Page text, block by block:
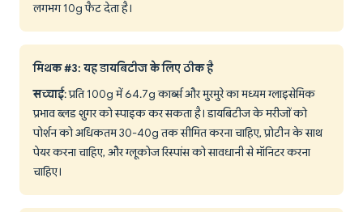
लगभग 10g फैट देता है।
मिथक #3: यह डायबिटीज के लिए ठीक है
सच्चाई: प्रति 100g में 64.7g कार्ब्स और मुरमुरे का मध्यम ग्लाइसेमिक
प्रभाव ब्लड शुगर को स्पाइक कर सकता है। डायबिटीज के मरीजों को
पोर्शन को अधिकतम 30-40g तक सीमित करना चाहिए, प्रोटीन के साथ
पेयर करना चाहिए, और ग्लूकोज रिस्पांस को सावधानी से मॉनिटर करना
चाहिए।